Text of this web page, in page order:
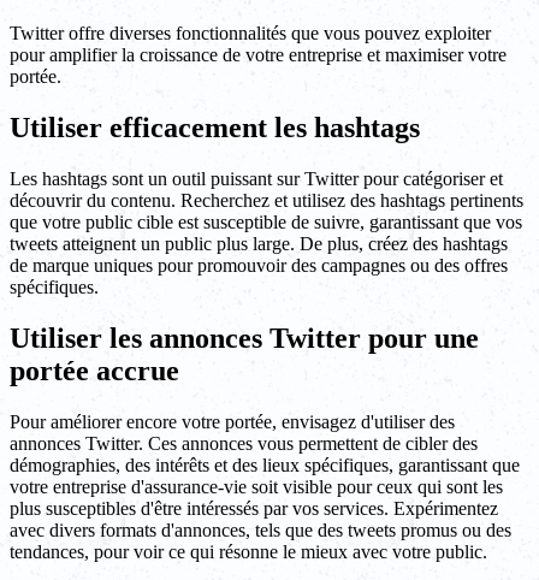
Twitter offre diverses fonctionnalités que vous pouvez exploiter
pour amplifier la croissance de votre entreprise et maximiser votre
portée.
Utiliser efficacement les hashtags
Les hashtags sont un outil puissant sur Twitter pour catégoriser et
découvrir du contenu. Recherchez et utilisez des hashtags pertinents
que votre public cible est susceptible de suivre, garantissant que vos
tweets atteignent un public plus large. De plus, créez des hashtags
de marque uniques pour promouvoir des campagnes ou des offres
spécifiques.
Utiliser les annonces Twitter pour une
portée accrue
Pour améliorer encore votre portée, envisagez d'utiliser des
annonces Twitter. Ces annonces vous permettent de cibler des
démographies, des intérêts et des lieux spécifiques, garantissant que
votre entreprise d'assurance-vie soit visible pour ceux qui sont les
plus susceptibles d'être intéressés par vos services. Expérimentez
avec divers formats d'annonces, tels que des tweets promus ou des
tendances, pour voir ce qui résonne le mieux avec votre public.